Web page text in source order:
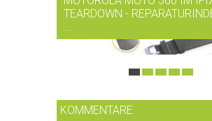
TEARDOWN -
...
KOMMENTARE